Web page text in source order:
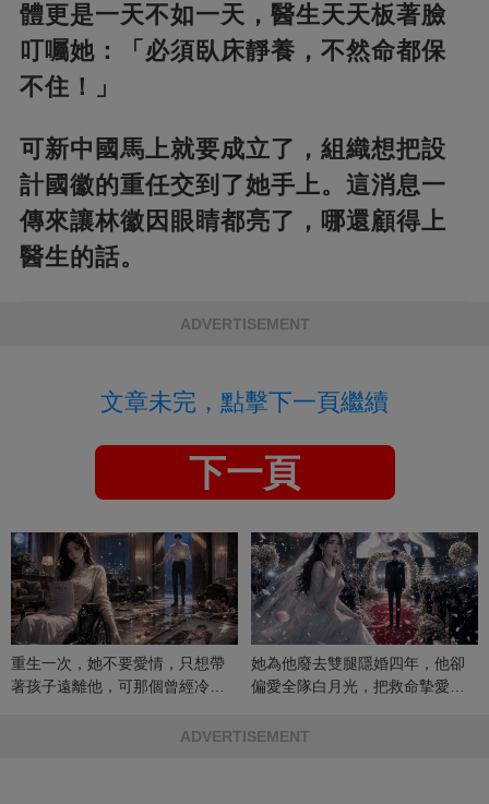
體更是一天不如一天，醫生天天板著臉
叮囑她：「必須臥床靜養，不然命都保
不住！」​
可新中國馬上就要成立了，組織想把設
計國徽的重任交到了她手上。這消息一
傳來讓林徽因眼睛都亮了，哪還顧得上
醫生的話。
ADVERTISEMENT
文章未完，點擊下一頁繼續
下一頁
重生一次，她不要愛情，只想帶
著孩子遠離他，可那個曾經冷漠
她為他廢去雙腿隱婚四年，他卻
偏愛全隊白月光，把救命摯愛當
ADVERTISEMENT